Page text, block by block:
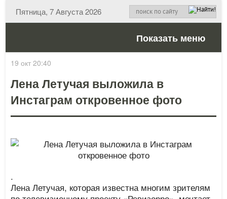
Пятница, 7 Августа 2026
Показать меню
19 окт 20:40
Лена Летучая выложила в
Инстаграм откровенное фото
.
Лена Летучая, которая известна многим зрителям